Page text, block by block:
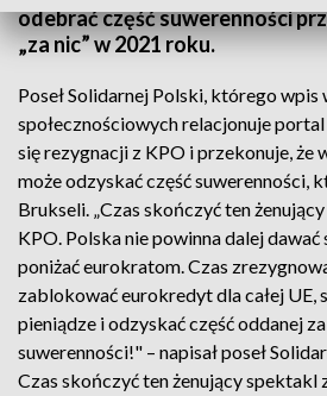
odebrać część suwerenności
„za nic” w 2021 roku.
Poseł Solidarnej Polski, którego wpis
społecznościowych relacjonuje
się rezygnacji z KPO i przekonuje, że
może odzyskać część suwerenności,
Brukseli. „Czas skończyć ten
KPO. Polska nie powinna dalej dawać
poniżać eurokratom. Czas
zablokować eurokredyt dla całej UE,
pieniądze i odzyskać część oddanej
suwerenności!" – napisał poseł
Czas skończyć ten żenujący spektakl